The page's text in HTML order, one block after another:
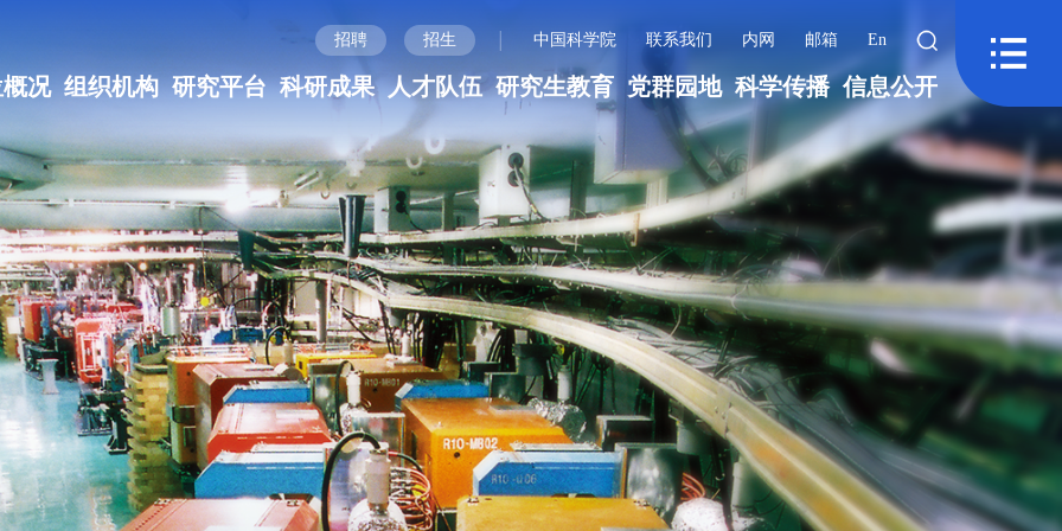
招聘 招生 | 中国科学院 联系我们 内网 邮箱 En
况 组织机构 研究平台 科研成果 人才队伍 研究生教育 党群园地 科学传播 信息公开